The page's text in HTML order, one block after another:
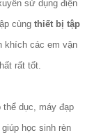
sử dụng điện
cùng thiết bị tập
khích các em vận
rất tốt.
dục, máy đạp
học sinh rèn